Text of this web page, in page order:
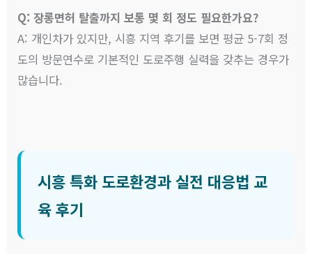
Q: 장롱면허 탈출까지 보통 몇 회 정도 필요한가요?
A: 개인차가 있지만, 시흥 지역 후기를 보면 평균 5-7회 정
도의 방문연수로 기본적인 도로주행 실력을 갖추는 경우가
많습니다.
시흥 특화 도로환경과 실전 대응법 교
육 후기